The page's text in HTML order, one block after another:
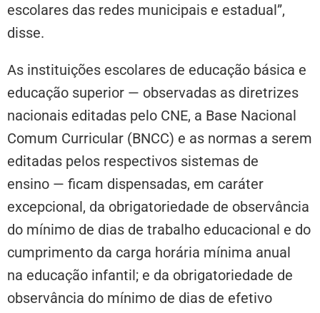
escolares das redes municipais e estadual”,
disse.
As instituições escolares de educação básica e
educação superior — observadas as diretrizes
nacionais editadas pelo CNE, a Base Nacional
Comum Curricular (BNCC) e as normas a serem
editadas pelos respectivos sistemas de
ensino — ficam dispensadas, em caráter
excepcional, da obrigatoriedade de observância
do mínimo de dias de trabalho educacional e do
cumprimento da carga horária mínima anual
na educação infantil; e da obrigatoriedade de
observância do mínimo de dias de efetivo